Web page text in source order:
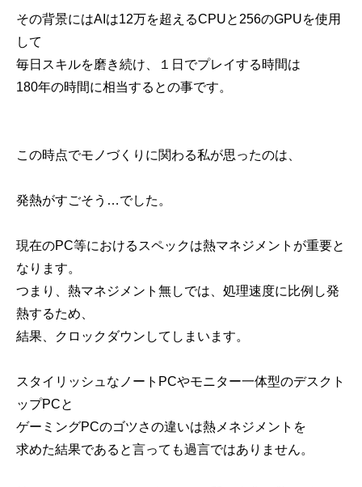
その背景にはAIは12万を超えるCPUと256のGPUを使用
して
毎日スキルを磨き続け、１日でプレイする時間は
180年の時間に相当するとの事です。
この時点でモノづくりに関わる私が思ったのは、
発熱がすごそう…でした。
現在のPC等におけるスペックは熱マネジメントが重要と
なります。
つまり、熱マネジメント無しでは、処理速度に比例し発
熱するため、
結果、クロックダウンしてしまいます。
スタイリッシュなノートPCやモニター一体型のデスクト
ップPCと
ゲーミングPCのゴツさの違いは熱メネジメントを
求めた結果であると言っても過言ではありません。